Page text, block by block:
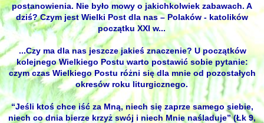
postanowienia. Nie było mowy o jakichkolwiek zabawach. A
dziś? Czym jest Wielki Post dla nas – Polaków - katolików
początku XXI w...
...Czy ma dla nas jeszcze jakieś znaczenie? U początków
kolejnego Wielkiego Postu warto postawić sobie pytanie:
czym czas Wielkiego Postu różni się dla mnie od pozostałych
okresów roku liturgicznego.
“Jeśli ktoś chce iść za Mną, niech się zaprze samego siebie,
niech co dnia bierze krzyż swój i niech Mnie naśladuje” (Łk 9,